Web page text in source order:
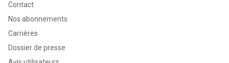
Contact
Nos abonnements
Carrières
Dossier de presse